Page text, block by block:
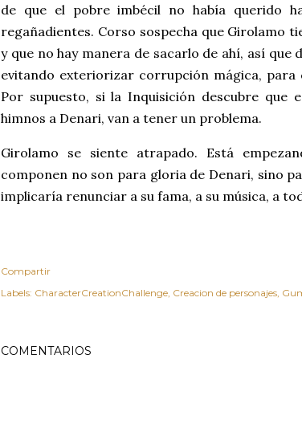
de que el pobre imbécil no había querido
regañadientes. Corso sospecha que Girolamo
y que no hay manera de sacarlo de ahí, así
evitando exteriorizar corrupción mágica, para
Por supuesto, si la Inquisición descubre que
himnos a Denari, van a tener un problema.
Girolamo se siente atrapado. Está
componen no son para gloria de Denari, sino
implicaría renunciar a su fama, a su música, a
Compartir
Labels: CharacterCreationChallenge Creacion de personajes
COMENTARIOS